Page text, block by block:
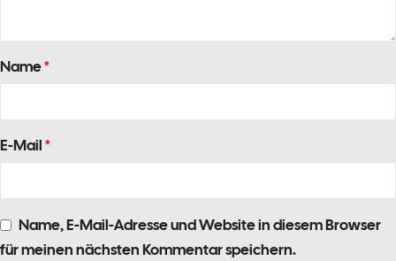
Name*
E-Mail*
Name, E-Mail-Adresse und Website in diesem Browser
für meinen nächsten Kommentar speichern.